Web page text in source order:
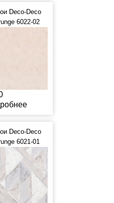
Deco-Deco
6022-02
Deco-Deco
6021-01